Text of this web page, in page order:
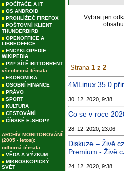
POČÍTAČE A IT
OS ANDROID
PROHLÍŽEČ FIREFOX
POŠTOVNÍ KLIENT
THUNDERBIRD
OPENOFFICE A
LIBREOFFICE
ENCYKLOPEDIE
WIKIPEDIA
P2P SÍTĚ BITTORRENT
všeobecná témata:
EKONOMIKA
OSOBNÍ FINANCE
PRÁVO
SPORT
KULTURA
CESTOVÁNÍ
ČÍNSKÉ E-SHOPY
ARCHÍV MONITOROVÁNÍ
(2005 - letos):
odborná témata:
VĚDA A VÝZKUM
MIKROSKOPICKÝ
SVĚT
Vybrat jen
Strana 1 z 2
4MLinux 35.0
30. 12. 2020, 9:38
Co se v roce
28. 12. 2020, 23:06
Diskuze –
Premium -
24. 12. 2020, 9:38